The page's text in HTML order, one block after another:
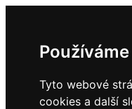
Tyto webové
cookies a další